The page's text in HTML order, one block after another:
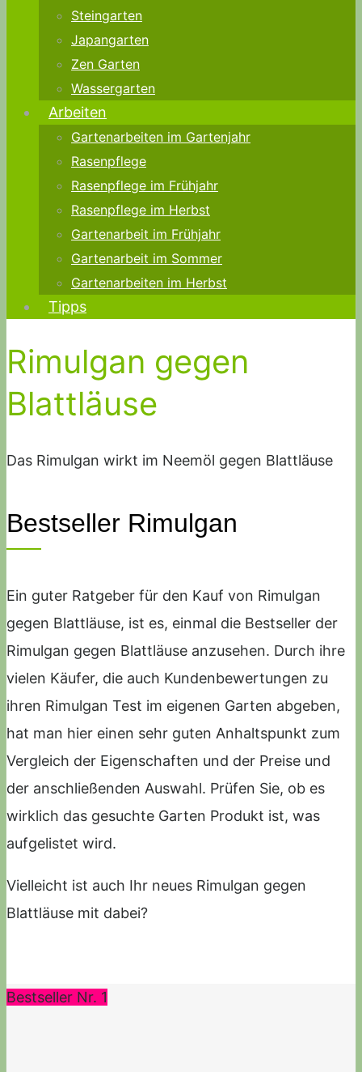
Steingarten
Japangarten
Zen Garten
Wassergarten
Arbeiten
Gartenarbeiten im Gartenjahr
Rasenpflege
Rasenpflege im Frühjahr
Rasenpflege im Herbst
Gartenarbeit im Frühjahr
Gartenarbeit im Sommer
Gartenarbeiten im Herbst
Tipps
Rimulgan gegen
Blattläuse
Das Rimulgan wirkt im Neemöl gegen Blattläuse
Bestseller Rimulgan
Ein guter Ratgeber für den Kauf von Rimulgan
gegen Blattläuse, ist es, einmal die Bestseller der
Rimulgan gegen Blattläuse anzusehen. Durch ihre
vielen Käufer, die auch Kundenbewertungen zu
ihren Rimulgan Test im eigenen Garten abgeben,
hat man hier einen sehr guten Anhaltspunkt zum
Vergleich der Eigenschaften und der Preise und
der anschließenden Auswahl. Prüfen Sie, ob es
wirklich das gesuchte Garten Produkt ist, was
aufgelistet wird.
Vielleicht ist auch Ihr neues Rimulgan gegen
Blattläuse mit dabei?
Bestseller Nr. 1